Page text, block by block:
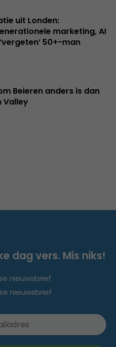
uit Londen:
marketing, AI
50+-man
Beieren anders is dan
Valley
dag vers. Mis niks!
nieuwsbrief
nieuwsbrief